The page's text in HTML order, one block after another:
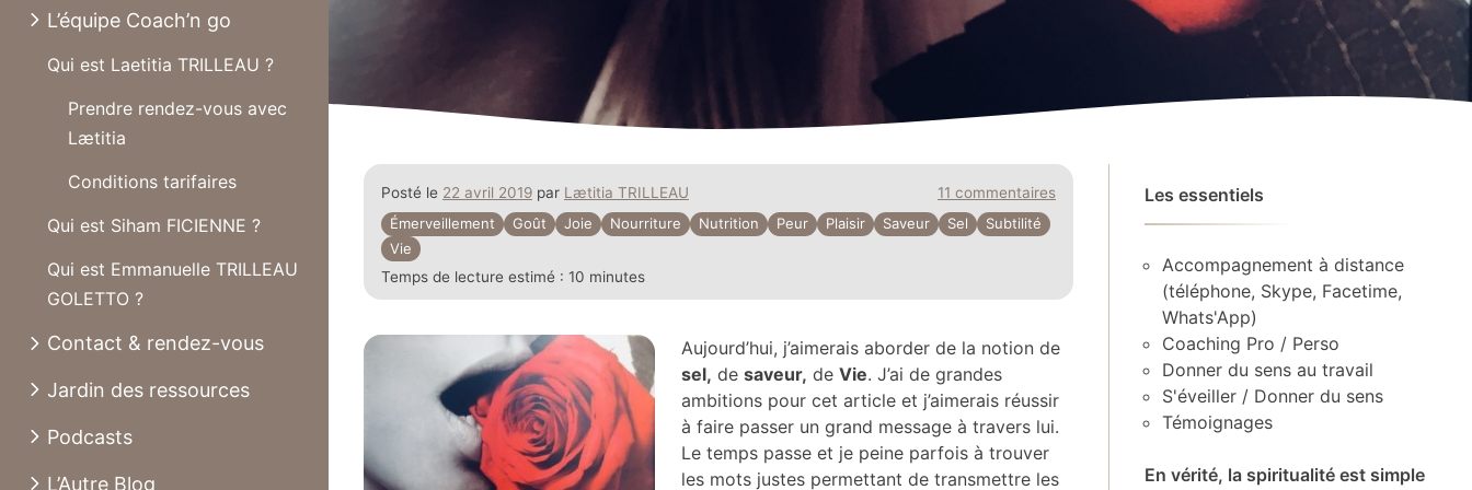
L’équipe Coach’n go
Qui est Laetitia TRILLEAU ?
Prendre rendez-vous avec
Lætitia
Conditions tarifaires
Qui est Siham FICIENNE ?
Qui est Emmanuelle TRILLEAU
GOLETTO ?
Contact & rendez-vous
Jardin des ressources
Podcasts
L’Autre Blog
Posté le 22 avril 2019 par Lætitia TRILLEAU
11 commentaires
Émerveillement
Goût Joie Nourriture Nutrition Peur Plaisir Saveur Sel
Subtilité
Vie
Temps de lecture estimé : 10 minutes
Aujourd’hui, j’aimerais aborder de la notion de
sel, de saveur, de Vie. J’ai de grandes
ambitions pour cet article et j’aimerais réussir
à faire passer un grand message à travers lui.
Le temps passe et je peine parfois à trouver
les mots justes permettant de transmettre les
Les essentiels
Accompagnement à distance
(téléphone, Skype, Facetime,
Whats'App)
Coaching Pro / Perso
Donner du sens au travail
S'éveiller / Donner du sens
Témoignages
En vérité, la spiritualité est simple